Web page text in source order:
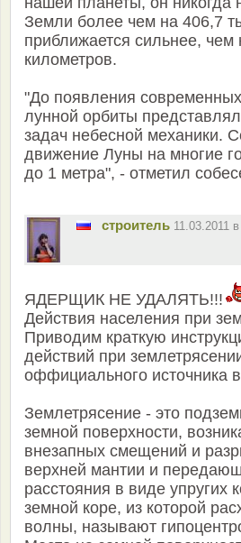
Земли более чем на 406,7
приближается сильнее, чем
километров.
"До появления
лунной орбиты
задач небесной механики.
движение Луны на многие
до 1 метра", - отметил
строитель 11.03.2011
ЯДЕРЩИК НЕ УДАЛЯТЬ!!!
Действия населения при
Приводим краткую
действий при
оффициального источника
Землетрясение - это
земной поверхности,
внезапных смещений и
верхней мантии и
расстояния в виде упругих
земной коре, из которой
волны, называют